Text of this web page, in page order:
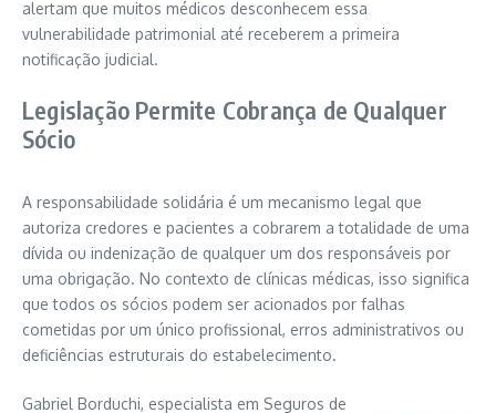
alertam que muitos médicos desconhecem essa
vulnerabilidade patrimonial até receberem a primeira
notificação judicial.
Legislação Permite Cobrança de Qualquer
Sócio
A responsabilidade solidária é um mecanismo legal que
autoriza credores e pacientes a cobrarem a totalidade de uma
dívida ou indenização de qualquer um dos responsáveis por
uma obrigação. No contexto de clínicas médicas, isso significa
que todos os sócios podem ser acionados por falhas
cometidas por um único profissional, erros administrativos ou
deficiências estruturais do estabelecimento.
Gabriel Borduchi, especialista em Seguros de